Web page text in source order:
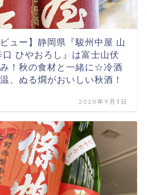
ビュー】静岡県『駿州中屋 山
口 ひやおろし』は富士山伏
！秋の食材と一緒に☆冷酒
、ぬる燗がおいしい秋酒！
2020年9月3日